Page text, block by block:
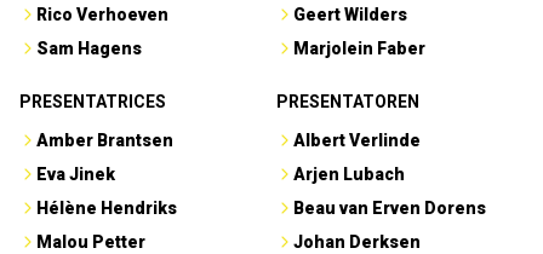
Rico Verhoeven
Sam Hagens
Geert Wilders
Marjolein Faber
PRESENTATRICES
Amber Brantsen
Eva Jinek
Hélène Hendriks
Malou Petter
PRESENTATOREN
Albert Verlinde
Arjen Lubach
Beau van Erven Dorens
Johan Derksen